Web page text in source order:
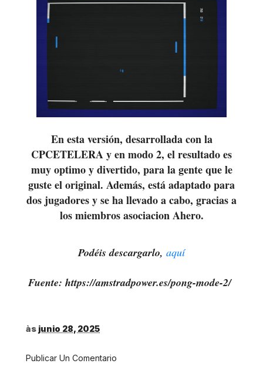
En esta versión, desarrollada con la
CPCETELERA y en modo 2, el resultado es
muy optimo y divertido, para la gente que le
guste el original. Además, está adaptado para
dos jugadores y se ha llevado a cabo, gracias a
los miembros asociacion Ahero.
Podéis descargarlo, aquí
Fuente: https://amstradpower.es/pong-mode-2/
às junio 28, 2025
Publicar Un Comentario